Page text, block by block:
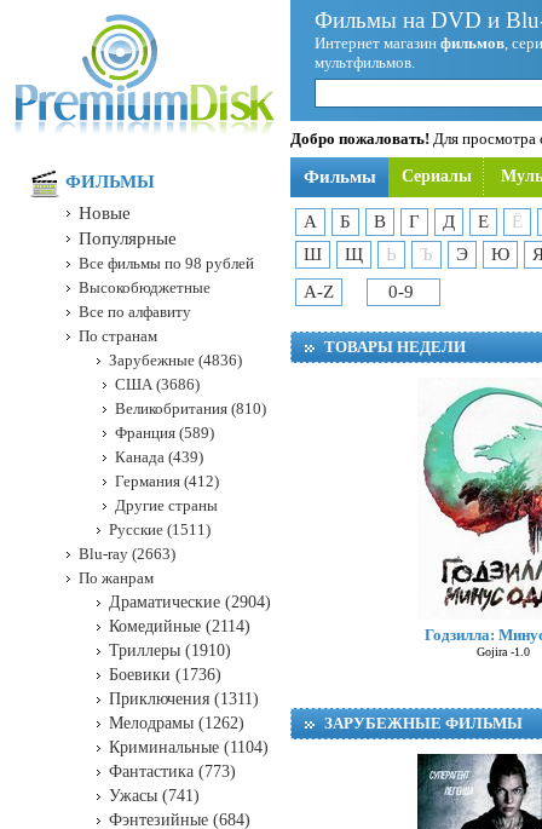
Фильмы на DVD и
Интернет магазин фильмов,
мультфильмов.
Добро пожаловать! Для просмотра
Фильмы Сериалы
А Б В Г Д Е
Ё
Ш
Щ Ь Ъ Э Ю
A-Z
0-9
ТОВАРЫ НЕДЕЛИ
Годзилла:
Gojira -1.0
ЗАРУБЕЖНЫЕ ФИЛЬМЫ
ФИЛЬМЫ
Новые
Популярные
Все фильмы по 98 рублей
Высокобюджетные
Все по алфавиту
По странам
Зарубежные (4836)
США (3686)
Великобритания (810)
Франция (589)
Канада (439)
Германия (412)
Другие страны
Русские (1511)
Blu-ray (2663)
По жанрам
Драматические (2904)
Комедийные (2114)
Триллеры (1910)
Боевики (1736)
Приключения (1311)
Мелодрамы (1262)
Криминальные (1104)
Фантастика (773)
Ужасы (741)
Фэнтезийные (684)